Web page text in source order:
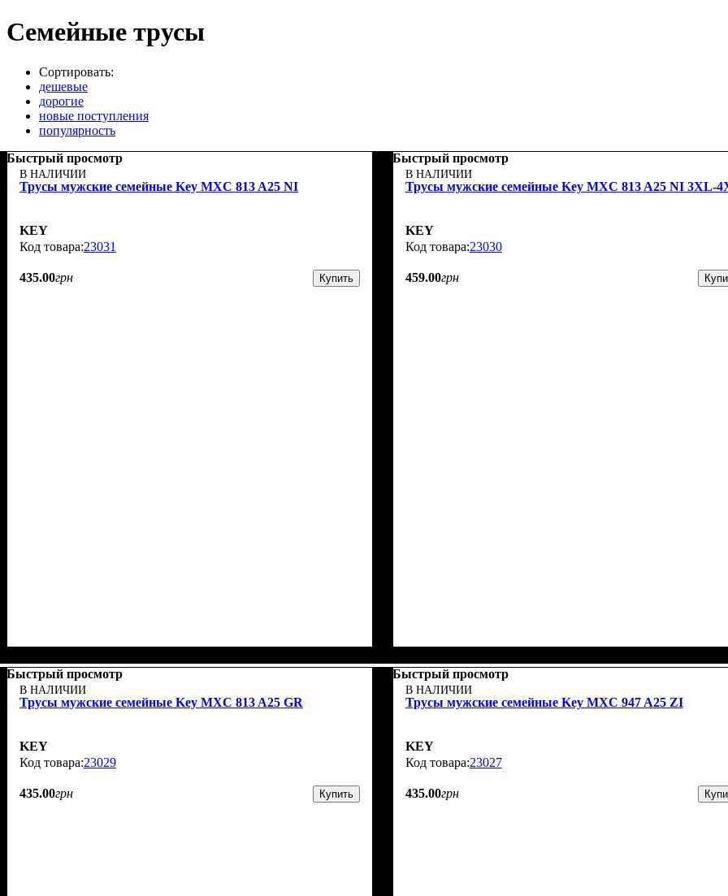
Семейные трусы
Сортировать:
дешевые
дорогие
новые поступления
популярность
Быстрый просмотр
В НАЛИЧИИ
Трусы мужские семейные Key MXC 813 A25 NI
KEY
23031
435.00грн Купить
Быстрый просмотр
В НАЛИЧИИ
Трусы мужские семейные Key MXC 813 A25 NI 3XL-
KEY
23030
459.00грн
Быстрый просмотр
В НАЛИЧИИ
Трусы мужские семейные Key MXC 813 A25 GR
KEY
23029
435.00грн Купить
Быстрый просмотр
В НАЛИЧИИ
Трусы мужские семейные Key MXC 947 A25 ZI
KEY
23027
435.00грн